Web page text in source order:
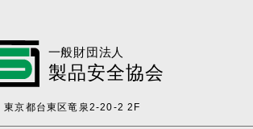
一般財団法人
製品安全協会
東京都台東区竜泉2-20-2 2F